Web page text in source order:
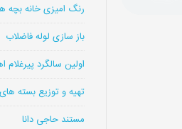
رنگ امیزی خانه بچه
باز سازی لوله فاضلاب
اولین سالگرد
تهیه و توزیع بسته
مستند حاجی دانا